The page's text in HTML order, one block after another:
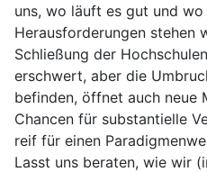
uns, wo läuft es gut und
Herausforderungen stehen
Schließung der
erschwert, aber die
befinden, öffnet auch neue
Chancen für substantielle
reif für einen
Lasst uns beraten, wie wir